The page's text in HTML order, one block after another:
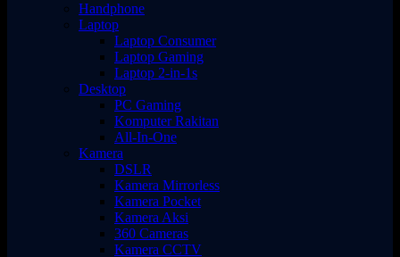
Handphone
Laptop
Laptop Consumer
Laptop Gaming
Laptop 2-in-1s
Desktop
PC Gaming
Komputer Rakitan
All-In-One
Kamera
DSLR
Kamera Mirrorless
Kamera Pocket
Kamera Aksi
360 Cameras
Kamera CCTV